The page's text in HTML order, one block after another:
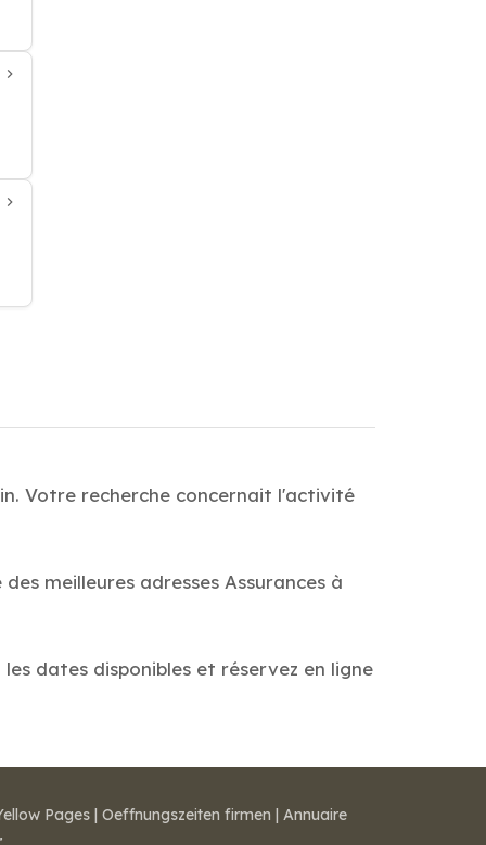
Votre recherche concernait l'activité
meilleures adresses Assurances à
dates disponibles et réservez en ligne
Pages | Oeffnungszeiten firmen | Annuaire